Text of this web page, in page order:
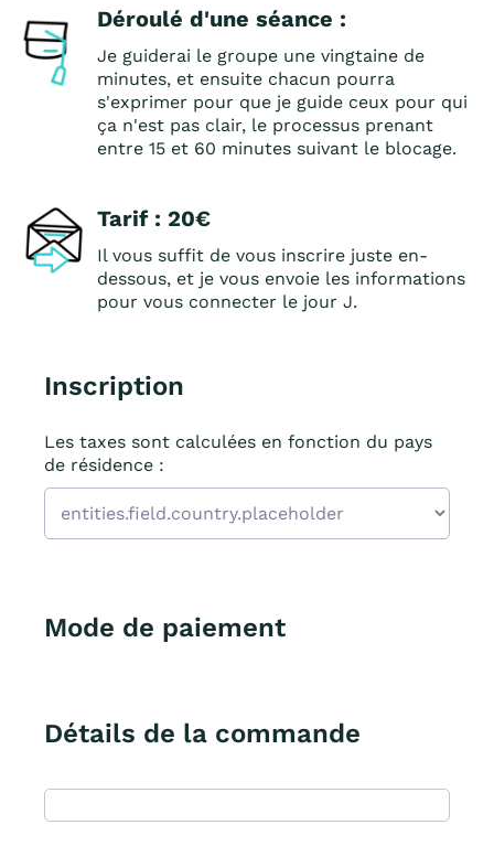
Déroulé d'une séance :
Je guiderai le groupe une vingtaine de
minutes, et ensuite chacun pourra
s'exprimer pour que je guide ceux pour qui
ça n'est pas clair, le processus prenant
entre 15 et 60 minutes suivant le blocage.
Tarif : 20€
Il vous suffit de vous inscrire juste en-
dessous, et je vous envoie les informations
pour vous connecter le jour J.
Inscription
Les taxes sont calculées en fonction du pays
de résidence :
Mode de paiement
Détails de la commande